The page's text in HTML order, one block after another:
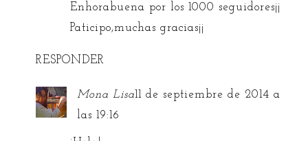
Enhorabuena por los 1000 seguidores¡¡
Paticipo,muchas gracias¡¡
RESPONDER
Mona Lisa11 de septiembre de 2014 a
las 19:16